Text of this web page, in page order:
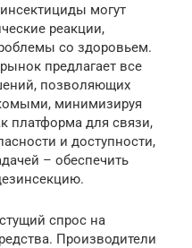
могут
реакции,
со здоровьем.
предлагает все
позволяющих
минимизируя
платформа для связи,
и доступности,
– обеспечить
спрос на
Производители